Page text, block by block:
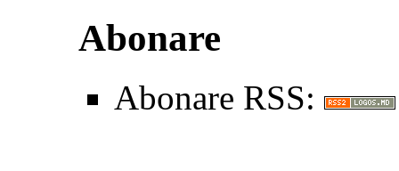
Abonare
Abonare RSS: